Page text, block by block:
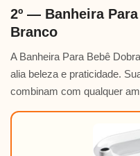
2º — Banheira
Branco
A Banheira Para Bebê
alia beleza e praticidade.
combinam com qualquer